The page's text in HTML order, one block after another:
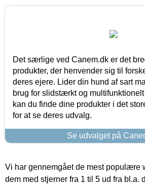
Det særlige ved Canem.dk er det
produkter, der henvender sig til
deres ejere. Lider din hund af sart
brug for slidstærkt og
kan du finde dine produkter i det
for at se deres udvalg.
Se udvalget på
Vi har gennemgået de mest populære
dem med stjerner fra 1 til 5 ud fra bl.a.